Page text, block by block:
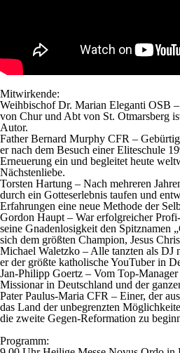
Mitwirkende:
Weihbischof Dr. Marian Eleganti OSB –
von Chur und Abt von St. Otmarsberg
Autor.
Father Bernard Murphy CFR –
er nach dem Besuch einer Eliteschule
Erneuerung ein und begleitet heute
Nächstenliebe.
Torsten Hartung – Nach mehreren
durch ein Gotteserlebnis taufen und
Erfahrungen eine neue Methode der
Gordon Haupt – War erfolgreicher
seine Gnadenlosigkeit den Spitznamen
sich dem größten Champion, Jesus
Michael Waletzko – Alle tanzten als DJ
er der größte katholische YouTuber in
Jan-Philipp Goertz – Vom Top-
Missionar in Deutschland und der
Pater Paulus-Maria CFR – Einer, der
das Land der unbegrenzten
die zweite Gegen-Reformation zu
Programm: